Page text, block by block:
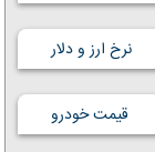
نرخ ارز و دلار
قیمت خودرو